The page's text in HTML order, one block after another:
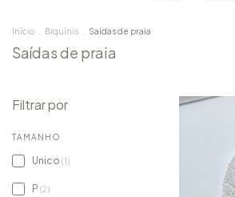
Início Biquínis Saídas de praia
Saídas de praia
Filtrar por
TAMANHO
Unico (1)
P (2)